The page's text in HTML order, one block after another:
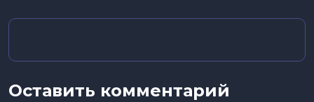
Оставить комментарий